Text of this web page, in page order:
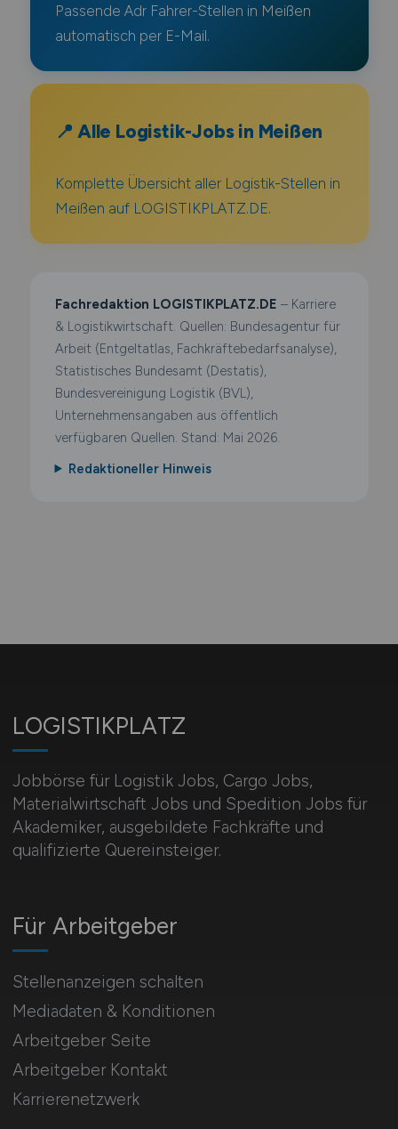
Passende Adr Fahrer-Stellen in Meißen
automatisch per E-Mail.
📍 Alle Logistik-Jobs in Meißen
Komplette Übersicht aller Logistik-Stellen in
Meißen auf LOGISTIKPLATZ.DE.
Fachredaktion LOGISTIKPLATZ.DE – Karriere
& Logistikwirtschaft. Quellen: Bundesagentur für
Arbeit (Entgeltatlas, Fachkräftebedarfsanalyse),
Statistisches Bundesamt (Destatis),
Bundesvereinigung Logistik (BVL),
Unternehmensangaben aus öffentlich
verfügbaren Quellen. Stand: Mai 2026.
Redaktioneller Hinweis
LOGISTIKPLATZ
Jobbörse für Logistik Jobs, Cargo Jobs,
Materialwirtschaft Jobs und Spedition Jobs für
Akademiker, ausgebildete Fachkräfte und
qualifizierte Quereinsteiger.
Für Arbeitgeber
Stellenanzeigen schalten
Mediadaten & Konditionen
Arbeitgeber Seite
Arbeitgeber Kontakt
Karrierenetzwerk